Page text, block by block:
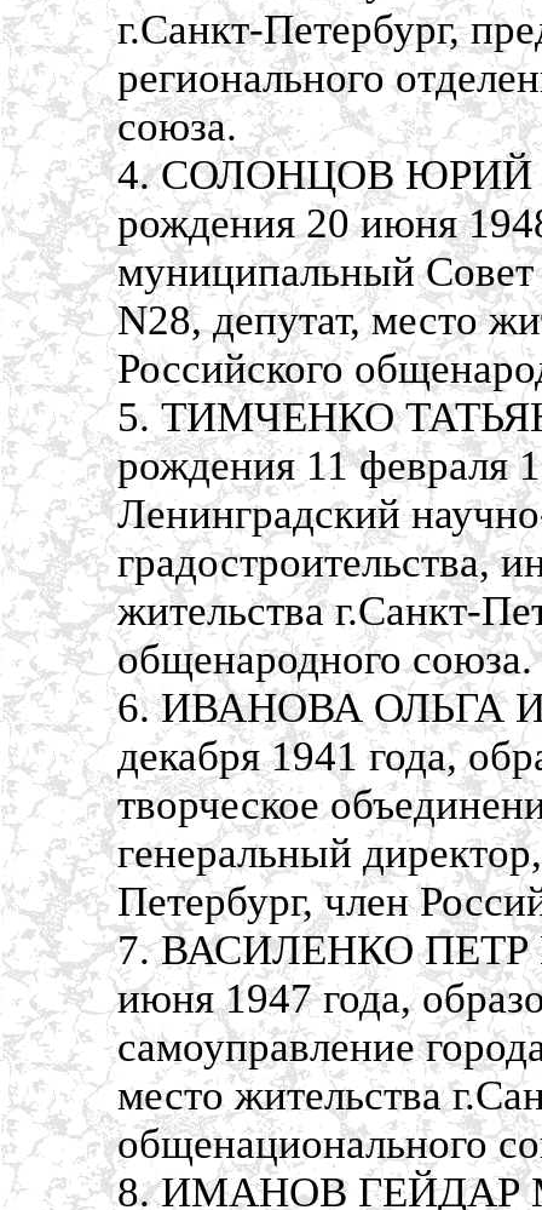
г.Санкт-Петербург,
регионального
союза.
4. СОЛОНЦОВ ЮРИЙ
рождения 20 июня
муниципальный Совет
N28, депутат, место
Российского
5. ТИМЧЕНКО
рождения 11 февраля
Ленинградский
градостроительства,
жительства г.Санкт-
общенародного союза.
6. ИВАНОВА ОЛЬГА
декабря 1941 года,
творческое
генеральный
Петербург, член
7. ВАСИЛЕНКО ПЕТР
июня 1947 года,
самоуправление
место жительства
общенационального
8. ИМАНОВ ГЕЙДАР